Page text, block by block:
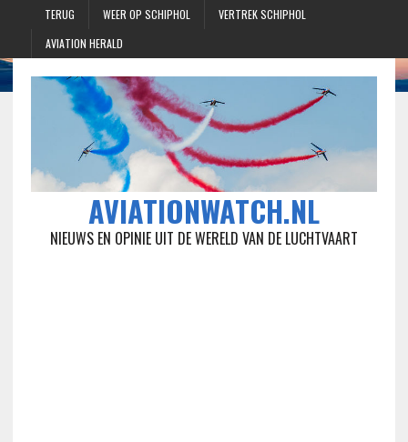
TERUG WEER OP SCHIPHOL
VERTREK SCHIPHOL
AVIATION HERALD
AVIATIONWATCH.NL
NIEUWS EN OPINIE UIT DE WERELD VAN DE LUCHTVAART